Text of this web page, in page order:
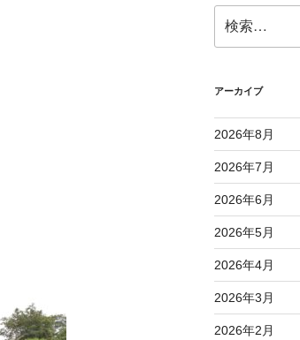
索:
アーカイブ
2026年8月
2026年7月
2026年6月
2026年5月
2026年4月
2026年3月
2026年2月